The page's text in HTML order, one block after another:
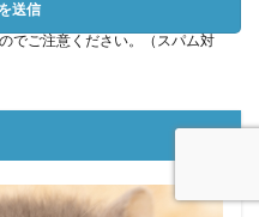
でご注意ください。（スパム対